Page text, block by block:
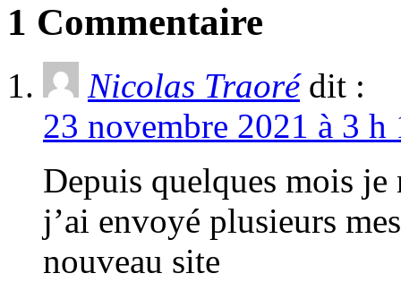
1 Commentaire
Nicolas Traoré dit :
23 novembre 2021 à 3
Depuis quelques mois je
j’ai envoyé plusieurs
nouveau site